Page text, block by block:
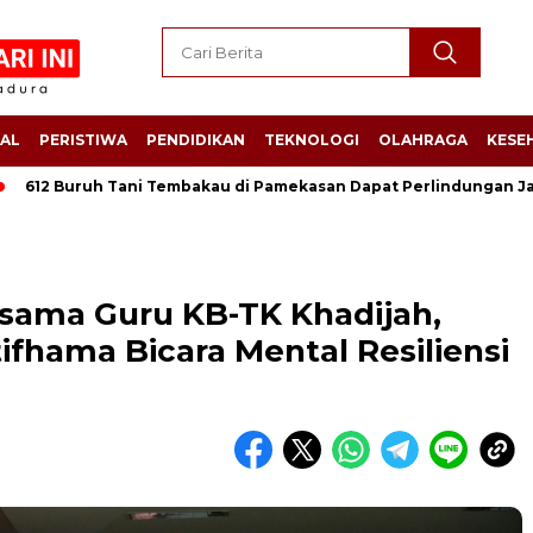
PERISTIWA PENDIDIKAN TEKNOLOGI OLAHRAGA
Tembakau di Pamekasan Dapat Perlindungan Jamsostek,
Guru KB-TK Khadijah,
Bicara Mental Resiliensi